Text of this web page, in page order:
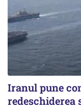
Iranul pune